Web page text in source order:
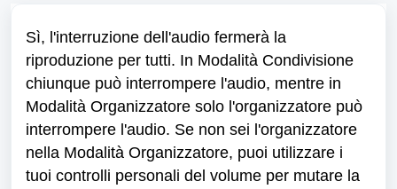
Sì, l'interruzione dell'audio fermerà la
riproduzione per tutti. In Modalità Condivisione
chiunque può interrompere l'audio, mentre in
Modalità Organizzatore solo l'organizzatore può
interrompere l'audio. Se non sei l'organizzatore
nella Modalità Organizzatore, puoi utilizzare i
tuoi controlli personali del volume per mutare la